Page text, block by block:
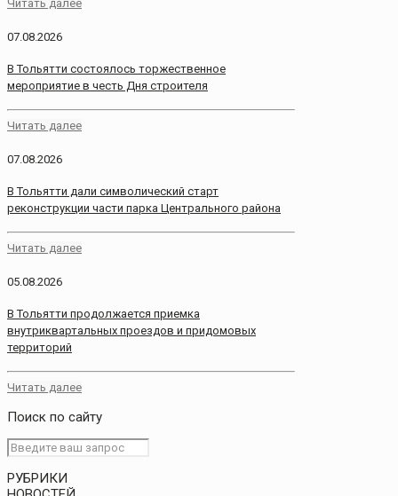
Читать далее
07.08.2026
В Тольятти состоялось торжественное
мероприятие в честь Дня строителя
Читать далее
07.08.2026
В Тольятти дали символический старт
реконструкции части парка Центрального района
Читать далее
05.08.2026
В Тольятти продолжается приемка
внутриквартальных проездов и придомовых
территорий
Читать далее
Поиск по сайту
РУБРИКИ